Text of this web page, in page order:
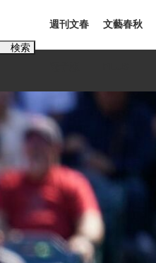
検索
週刊文春 文藝春秋